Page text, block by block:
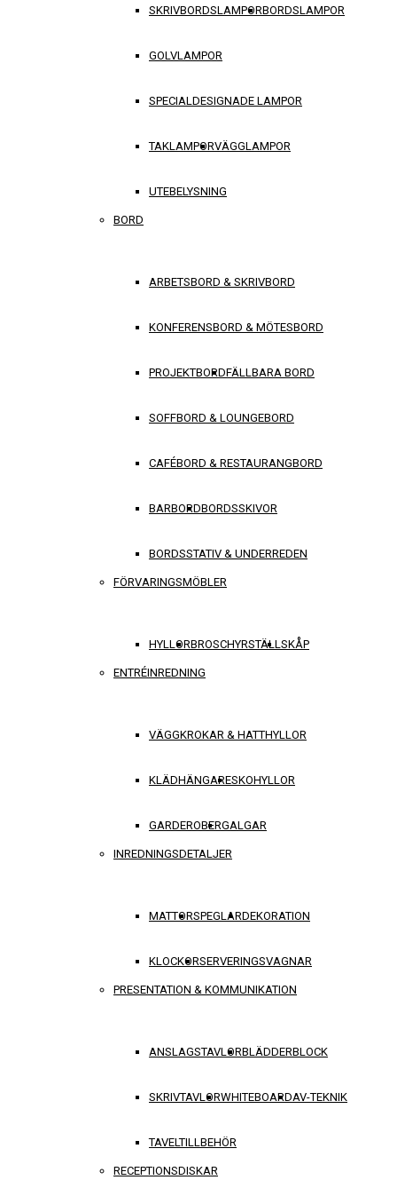
SKRIVBORDSLAMPORBORDSLAMPOR
GOLVLAMPOR
SPECIALDESIGNADE LAMPOR
TAKLAMPORVÄGGLAMPOR
UTEBELYSNING
BORD
ARBETSBORD & SKRIVBORD
KONFERENSBORD & MÖTESBORD
PROJEKTBORDFÄLLBARA BORD
SOFFBORD & LOUNGEBORD
CAFÉBORD & RESTAURANGBORD
BARBORDBORDSSKIVOR
BORDSSTATIV & UNDERREDEN
FÖRVARINGSMÖBLER
HYLLORBROSCHYRSTÄLLSKÅP
ENTRÉINREDNING
VÄGGKROKAR & HATTHYLLOR
KLÄDHÄNGARESKOHYLLOR
GARDEROBERGALGAR
INREDNINGSDETALJER
MATTORSPEGLARDEKORATION
KLOCKORSERVERINGSVAGNAR
PRESENTATION & KOMMUNIKATION
ANSLAGSTAVLORBLÄDDERBLOCK
SKRIVTAVLORWHITEBOARDAV-TEKNIK
TAVELTILLBEHÖR
RECEPTIONSDISKAR